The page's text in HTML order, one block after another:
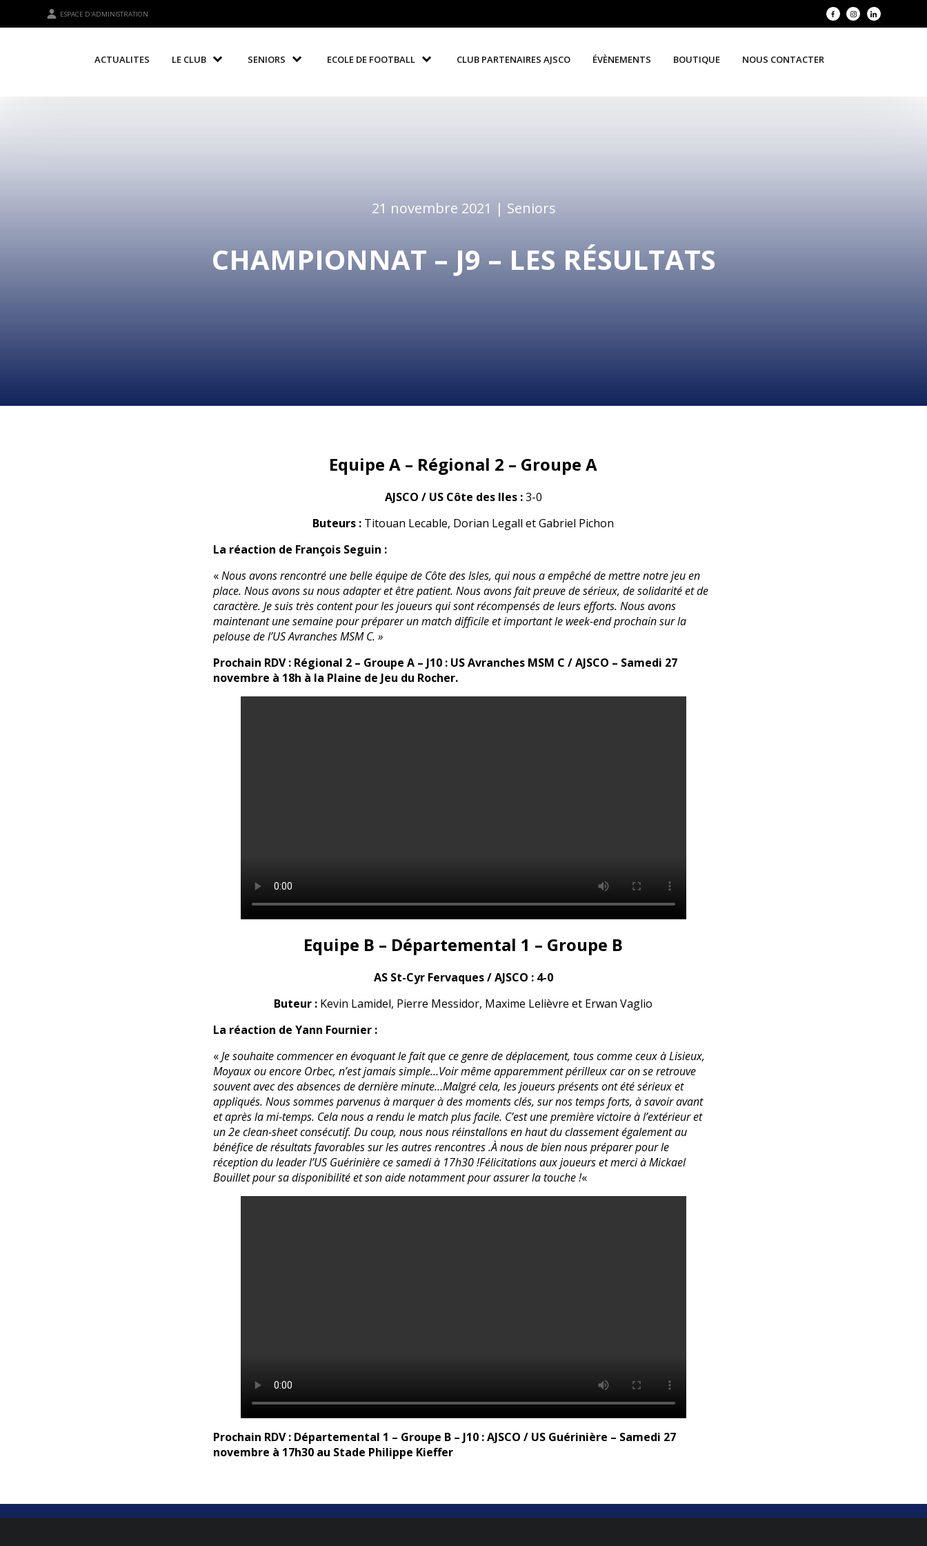
ESPACE D'ADMINISTRATION
ACTUALITES LE CLUB SENIORS ECOLE DE FOOTBALL CLUB PARTENAIRES AJSCO ÉVÈNEMENTS BOUTIQUE NOUS CONTACTER
21 novembre 2021 | Seniors
CHAMPIONNAT – J9 – LES RÉSULTATS
Equipe A – Régional 2 – Groupe A
AJSCO / US Côte des Iles :3-0
Buteurs : Titouan Lecable, Dorian Legall et Gabriel Pichon
La réaction de François Seguin :
«Nous avons rencontré une belle équipe de Côte des Isles, qui nous a empêché de mettre notre jeu en
place. Nous avons su nous adapter et être patient. Nous avons fait preuve de sérieux, de solidarité et de
caractère. Je suis très content pour les joueurs qui sont récompensés de leurs efforts. Nous avons
maintenant une semaine pour préparer un match difficile et important le week-end prochain sur la
pelouse de l’US Avranches MSM C. »
Prochain RDV : Régional 2 – Groupe A – J10 : US Avranches MSM C / AJSCO – Samedi 27
novembre à 18h à la Plaine de Jeu du Rocher.
Equipe B – Départemental 1 – Groupe B
AS St-Cyr Fervaques / AJSCO : 4-0
Buteur : Kevin Lamidel, Pierre Messidor, Maxime Lelièvre et Erwan Vaglio
La réaction de Yann Fournier :
«Je souhaite commencer en évoquant le fait que ce genre de déplacement, tous comme ceux à Lisieux,
Moyaux ou encore Orbec, n’est jamais simple…Voir même apparemment périlleux car on se retrouve
souvent avec des absences de dernière minute…Malgré cela, les joueurs présents ont été sérieux et
appliqués. Nous sommes parvenus à marquer à des moments clés, sur nos temps forts, à savoir avant
et après la mi-temps. Cela nous a rendu le match plus facile. C’est une première victoire à l’extérieur et
un 2e clean-sheet consécutif. Du coup, nous nous réinstallons en haut du classement également au
bénéfice de résultats favorables sur les autres rencontres .À nous de bien nous préparer pour le
réception du leader l’US Guérinière ce samedi à 17h30 !Félicitations aux joueurs et merci à Mickael
Bouillet pour sa disponibilité et son aide notamment pour assurer la touche !«
Prochain RDV : Départemental 1 – Groupe B – J10 : AJSCO / US Guérinière – Samedi 27
novembre à 17h30 au Stade Philippe Kieffer